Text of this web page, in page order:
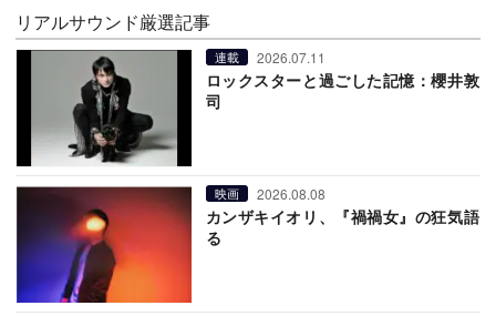
リアルサウンド厳選記事
連載 2026.07.11
ロックスターと過ごした記憶：櫻井敦
司
映画 2026.08.08
カンザキイオリ、『禍禍女』の狂気語
る